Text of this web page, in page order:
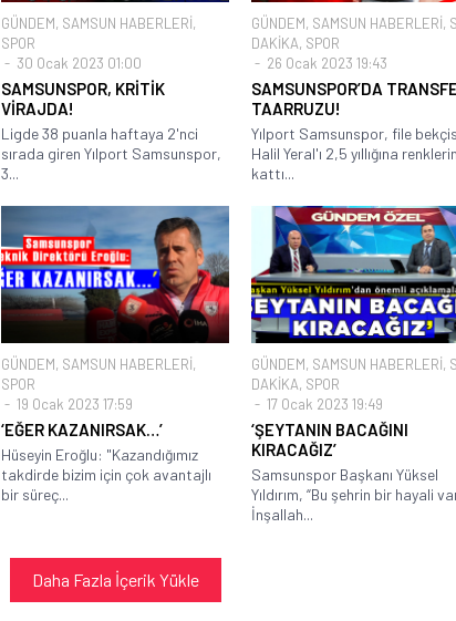
GÜNDEM, SAMSUN HABERLERİ,
SPOR
30 Ocak 2023 01:00
SAMSUNSPOR, KRİTİK
VİRAJDA!
Ligde 38 puanla haftaya 2'nci
sırada giren Yılport Samsunspor,
3...
GÜNDEM, SAMSUN HABERLERİ,
DAKİKA, SPOR
26 Ocak 2023 19:43
SAMSUNSPOR’DA
TAARRUZU!
Yılport Samsunspor, file
Halil Yeral'ı 2,5 yıllığına
kattı...
GÜNDEM, SAMSUN HABERLERİ,
SPOR
19 Ocak 2023 17:59
‘EĞER KAZANIRSAK…’
Hüseyin Eroğlu: "Kazandığımız
takdirde bizim için çok avantajlı
bir süreç...
GÜNDEM, SAMSUN HABERLERİ,
DAKİKA, SPOR
17 Ocak 2023 19:49
‘ŞEYTANIN BACAĞINI
KIRACAĞIZ’
Samsunspor Başkanı Yüksel
Yıldırım, “Bu şehrin bir hayali
İnşallah...
Daha Fazla İçerik Yükle